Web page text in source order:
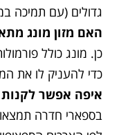
גדולים (עם תמיכה
האם מזון מונג
כן. מונג כולל
כדי להעניק לו את
איפה אפשר לקנות
בספארי חדרה